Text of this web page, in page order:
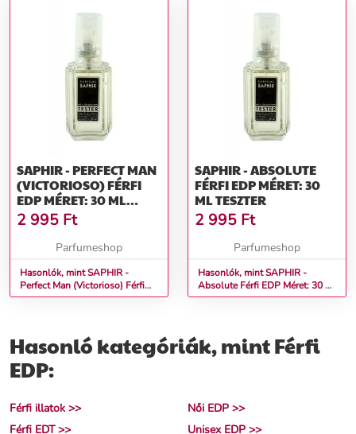
SAPHIR - PERFECT MAN
(VICTORIOSO) FÉRFI
EDP MÉRET: 30 ML
TESZTER
2 995 Ft
Parfumeshop
Hasonlók, mint SAPHIR -
Perfect Man (Victorioso) Férfi
EDP Méret: 30 ml teszter
SAPHIR - ABSOLUTE
FÉRFI EDP MÉRET: 30
ML TESZTER
2 995 Ft
Parfumeshop
Hasonlók, mint SAPHIR -
Absolute Férfi EDP Méret: 30 ml
teszter
Hasonló kategóriák, mint Férfi
EDP:
Férfi illatok >>
Női EDP >>
Férfi EDT >>
Unisex EDP >>